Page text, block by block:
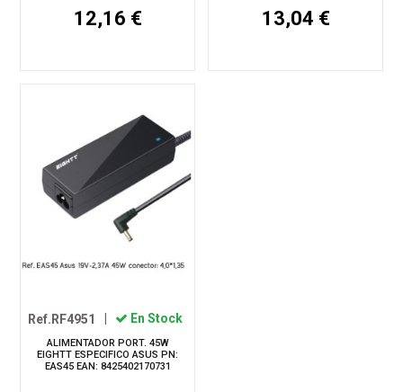
12,16 € 13,04 €
Ref.RF4951 En Stock
ALIMENTADOR PORT. 45W
EIGHTT ESPECIFICO ASUS PN:
EAS45 EAN: 8425402170731